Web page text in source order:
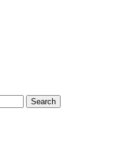
Search